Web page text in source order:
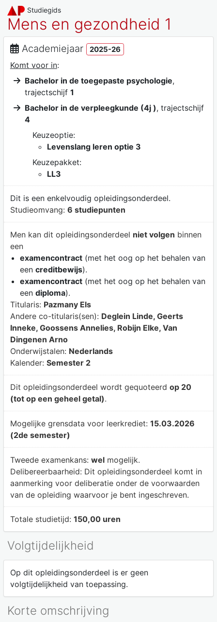
Studiegids
Mens en gezondheid 1
Academiejaar 2025-26
Komt voor in:
Bachelor in de toegepaste psychologie,
trajectschijf 1
Bachelor in de verpleegkunde (4j ), trajectschijf
4
Keuzeoptie:
Levenslang leren optie 3
Keuzepakket:
LL3
Dit is een enkelvoudig opleidingsonderdeel.
Studieomvang: 6 studiepunten
Men kan dit opleidingsonderdeel niet volgen binnen
een
examencontract(met het oog op het behalen van
een creditbewijs).
examencontract(met het oog op het behalen van
een diploma).
Titularis: Pazmany Els
Andere co-titularis(sen): Deglein Linde, Geerts
Inneke, Goossens Annelies, Robijn Elke, Van
Dingenen Arno
Onderwijstalen: Nederlands
Kalender: Semester 2
Dit opleidingsonderdeel wordt gequoteerd op 20
(tot op een geheel getal).
Mogelijke grensdata voor leerkrediet: 15.03.2026
(2de semester)
Tweede examenkans: welmogelijk.
Delibereerbaarheid: Dit opleidingsonderdeel komt in
aanmerking voor deliberatie onder de voorwaarden
van de opleiding waarvoor je bent ingeschreven.
Totale studietijd: 150,00 uren
Volgtijdelijkheid
Op dit opleidingsonderdeel is er geen
volgtijdelijkheid van toepassing.
Korte omschrijving